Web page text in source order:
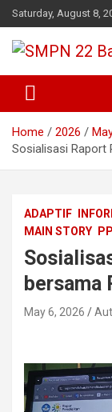
Skip
to
content
Saturday, August 8,
SMPN
Home 2026
Sosialisasi Raport
ADAPTIF
MAIN STORY
bersama
May 6, 2026